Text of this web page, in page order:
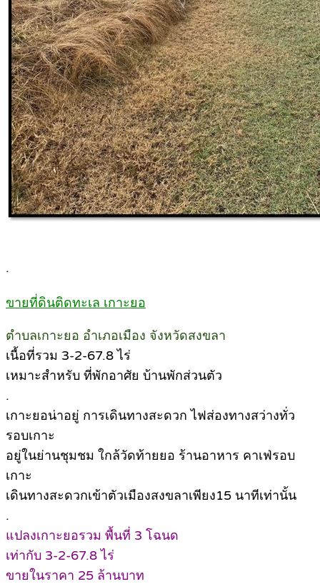
.
ขายที่ดินติดทะเล เกาะยอ
ตำบลเกาะยอ อำเภอเมือง จังหวัดสงขลา
เนื้อที่รวม 3-2-67.8 ไร่
เหมาะสำหรับ ที่พักอาศัย บ้านพักส่วนตัว
.
เกาะยอน่าอยู่ การเดินทางสะดวก ไฟส่องทางสว่างทั่ว
รอบเกาะ
อยู่ในย่านชุมชม ใกล้วัดท้ายยอ ร้านอาหาร คาเฟ่รอบ
เกาะ
เดินทางสะดวกเข้าตัวเมืองสงขลาเพียง15 นาทีเท่านั้น
.
แปลงเกาะยอรวม พื้นที่ 3 โฉนด
เท่ากับ 3-2-67.8 ไร่
ขายในราคา 25 ล้านบาท